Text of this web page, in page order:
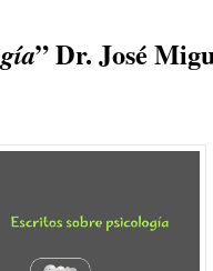
” Dr. José